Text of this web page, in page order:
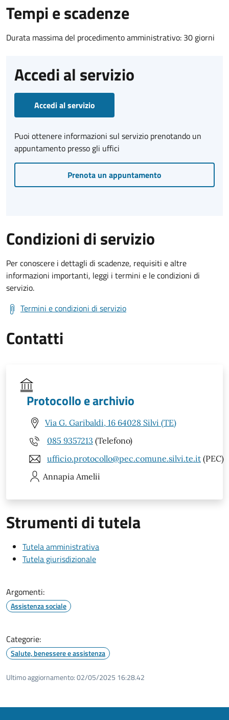
Tempi e scadenze
Durata massima del procedimento amministrativo: 30 giorni
Accedi al servizio
Accedi al servizio
Puoi ottenere informazioni sul servizio prenotando un
appuntamento presso gli uffici
Prenota un appuntamento
Condizioni di servizio
Per conoscere i dettagli di scadenze, requisiti e altre
informazioni importanti, leggi i termini e le condizioni di
servizio.
Termini e condizioni di servizio
Contatti
Protocollo e archivio
Via G. Garibaldi, 16 64028 Silvi (TE)
085 9357213 (Telefono)
ufficio.protocollo@pec.comune.silvi.te.it (PEC)
Annapia Amelii
Strumenti di tutela
Tutela amministrativa
Tutela giurisdizionale
Argomenti:
Assistenza sociale
Categorie:
Salute, benessere e assistenza
Ultimo aggiornamento:02/05/2025 16:28.42